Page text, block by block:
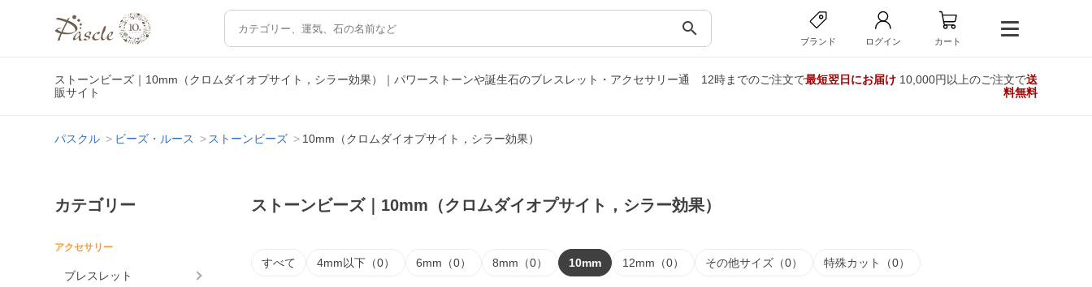
search
ブランド ログイン カート
ストーンビーズ｜10mm（クロムダイオプサイト，シラー効果）｜パワーストーンや誕生石のブレスレット・アクセサリー通
販サイト
12時までのご注文で最短翌日にお届け10,000円以上のご注文で送
料無料
パスクル ビーズ・ルース ストーンビーズ 10mm（クロムダイオプサイト，シラー効果）
カテゴリー
アクセサリー
ブレスレット
ストーンビーズ｜10mm（クロムダイオプサイト，シラー効果）
すべて 4mm以下（0） 6mm（0） 8mm（0） 10mm 12mm（0） その他サイズ（0） 特殊カット（0）